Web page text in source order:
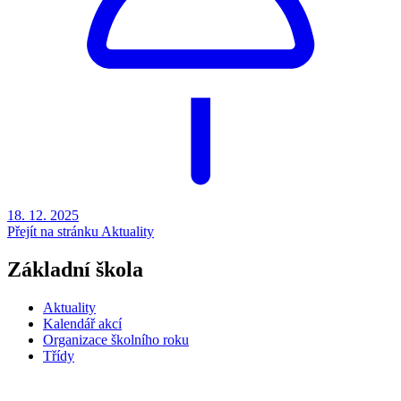
18. 12. 2025
Přejít na stránku Aktuality
Základní škola
Aktuality
Kalendář akcí
Organizace školního roku
Třídy